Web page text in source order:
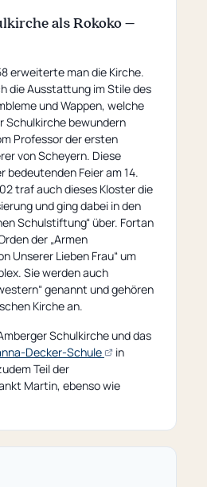
als Rokoko –
erweiterte man die Kirche.
die Ausstattung im Stile des
und Wappen, welche
Schulkirche bewundern
Professor der ersten
von Scheyern. Diese
bedeutenden Feier am 14.
traf auch dieses Kloster die
und ging dabei in den
Schulstiftung“ über. Fortan
der „Armen
Unserer Lieben Frau“ um
Sie werden auch
genannt und gehören
Kirche an.
Schulkirche und das
Decker-Schule
(opens
external
in
Teil der
Martin, ebenso wie